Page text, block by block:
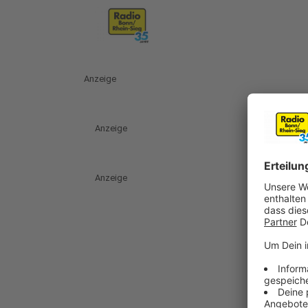
Anzeige
Anzeige
Anzeige